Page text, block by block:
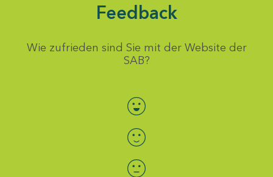
Feedback
Wie zufrieden sind Sie mit der Website der
SAB?
Bewertung auswählen